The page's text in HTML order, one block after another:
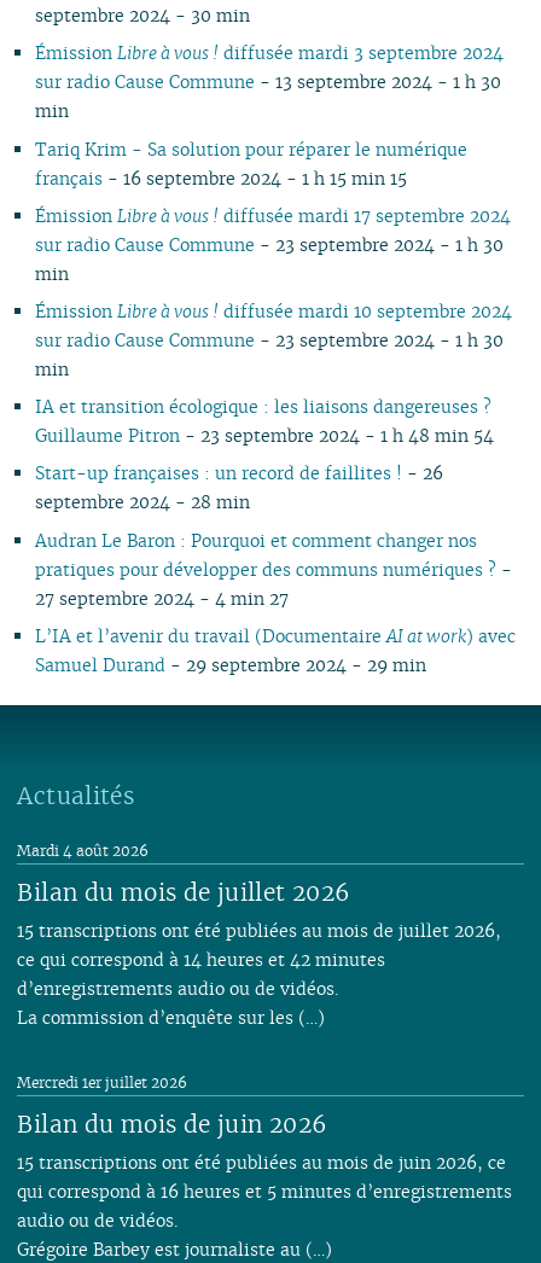
01
01
01
02
01
septembre 2024 - 30 min
Émission Libre à vous ! diffusée mardi 3 septembre 2024
sur radio Cause Commune - 13 septembre 2024 - 1 h 30
min
Tariq Krim - Sa solution pour réparer le numérique
français- 16 septembre 2024 - 1 h 15 min 15
Émission Libre à vous ! diffusée mardi 17 septembre 2024
sur radio Cause Commune - 23 septembre 2024 - 1 h 30
min
Émission Libre à vous ! diffusée mardi 10 septembre 2024
sur radio Cause Commune - 23 septembre 2024 - 1 h 30
min
IA et transition écologique : les liaisons dangereuses ?
Guillaume Pitron- 23 septembre 2024 - 1 h 48 min 54
Start-up françaises : un record de faillites ! - 26
septembre 2024 - 28 min
Audran Le Baron : Pourquoi et comment changer nos
pratiques pour développer des communs numériques ? -
27 septembre 2024 - 4 min 27
L’IA et l’avenir du travail (Documentaire AI at work) avec
Samuel Durand - 29 septembre 2024 - 29 min
Actualités
Bilan du mois de juillet 2026
Mardi 4 août 2026
15 transcriptions ont été publiées au mois de juillet 2026,
ce qui correspond à 14 heures et 42 minutes
d’enregistrements audio ou de vidéos.
La commission d’enquête sur les (…)
Bilan du mois de juin 2026
Mercredi 1er juillet 2026
15 transcriptions ont été publiées au mois de juin 2026, ce
qui correspond à 16 heures et 5 minutes d’enregistrements
audio ou de vidéos.
Grégoire Barbey est journaliste au (…)